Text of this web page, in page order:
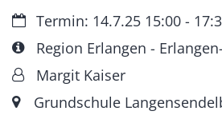
Datum:Termin: 14.7.25 15:00 -
Art bzw. Nummer:
Region Erlangen -
Von:Margit Kaiser
Ort:Grundschule